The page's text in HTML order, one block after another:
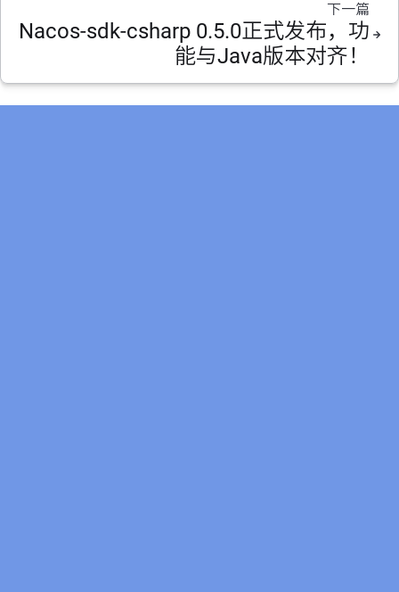
下一篇
Nacos-sdk-csharp 0.5.0正式发布，功
能与Java版本对齐！